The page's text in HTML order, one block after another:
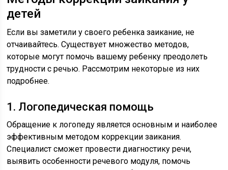
детей
Если вы заметили у своего ребенка заикание, не
отчаивайтесь. Существует множество методов,
которые могут помочь вашему ребенку преодолеть
трудности с речью. Рассмотрим некоторые из них
подробнее.
1. Логопедическая помощь
Обращение к логопеду является основным и наиболее
эффективным методом коррекции заикания.
Специалист сможет провести диагностику речи,
выявить особенности речевого модуля, помочь